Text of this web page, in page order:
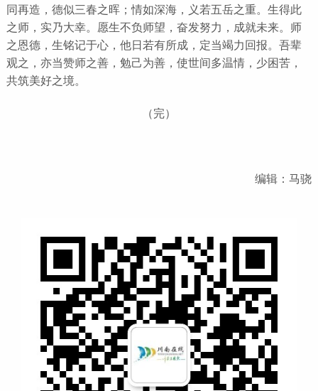
同再造，德似三春之晖；情如深海，义若五岳之重。生得此
之师，实乃大幸。愿生不负师望，奋发努力，成就未来。师
之恩德，生铭记于心，他日若有所成，定当竭力回报。吾辈
观之，亦当赞师之善，勉己为善，使世间多温情，少困苦，
共筑美好之境。
（完）
编辑：马骁